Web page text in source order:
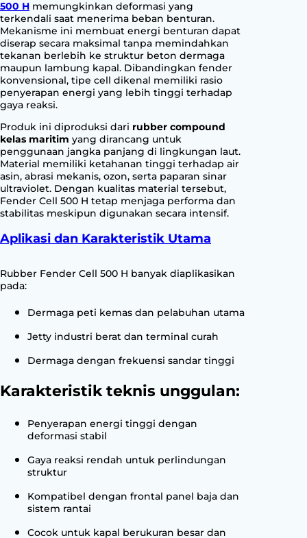
t
i
t
y
500 H memungkinkan deformasi yang
terkendali saat menerima beban benturan.
Mekanisme ini membuat energi benturan dapat
diserap secara maksimal tanpa memindahkan
tekanan berlebih ke struktur beton dermaga
maupun lambung kapal. Dibandingkan fender
konvensional, tipe cell dikenal memiliki rasio
penyerapan energi yang lebih tinggi terhadap
gaya reaksi.
Produk ini diproduksi dari rubber compound
kelas maritim yang dirancang untuk
penggunaan jangka panjang di lingkungan laut.
Material memiliki ketahanan tinggi terhadap air
asin, abrasi mekanis, ozon, serta paparan sinar
ultraviolet. Dengan kualitas material tersebut,
Fender Cell 500 H tetap menjaga performa dan
stabilitas meskipun digunakan secara intensif.
Aplikasi dan Karakteristik Utama
Rubber Fender Cell 500 H banyak diaplikasikan
pada:
Dermaga peti kemas dan pelabuhan utama
Jetty industri berat dan terminal curah
Dermaga dengan frekuensi sandar tinggi
Karakteristik teknis unggulan:
Penyerapan energi tinggi dengan
deformasi stabil
Gaya reaksi rendah untuk perlindungan
struktur
Kompatibel dengan frontal panel baja dan
sistem rantai
Cocok untuk kapal berukuran besar dan